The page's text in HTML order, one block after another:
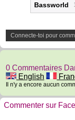
Bassworld
Connecte-toi pour
0 Commentaires
English
Il n'y a encore aucun
Commenter sur